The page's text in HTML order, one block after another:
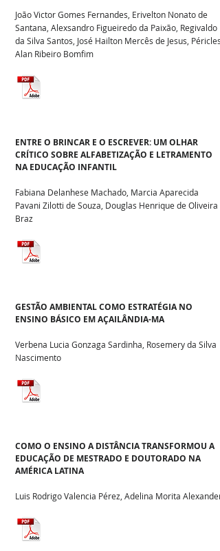
João Victor Gomes Fernandes, Erivelton Nonato de
Santana, Alexsandro Figueiredo da Paixão, Regivaldo
da Silva Santos, José Hailton Mercês de Jesus, Péricles
Alan Ribeiro Bomfim
Fabiana Delanhese Machado, Marcia Aparecida
Pavani Zilotti de Souza, Douglas Henrique de Oliveira
Braz
ENTRE O BRINCAR E O ESCREVER: UM OLHAR
CRÍTICO SOBRE ALFABETIZAÇÃO E LETRAMENTO
NA EDUCAÇÃO INFANTIL
Verbena Lucia Gonzaga Sardinha, Rosemery da Silva
Nascimento
GESTÃO AMBIENTAL COMO ESTRATÉGIA NO
ENSINO BÁSICO EM AÇAILÂNDIA-MA
Luis Rodrigo Valencia Pérez, Adelina Morita Alexander
COMO O ENSINO A DISTÂNCIA TRANSFORMOU A
EDUCAÇÃO DE MESTRADO E DOUTORADO NA
AMÉRICA LATINA